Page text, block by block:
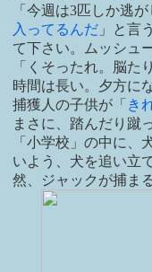
「今週は3匹しか逃
入ってるんだ 」と言
て下さい。ムッシュ
「くそったれ。脳た
時間は長い。夕方に
捕獲人の子供が「 き
まさに、踏んだり蹴
「小学校」の中に
いよう、犬を追い立
然、ジャックが捕ま